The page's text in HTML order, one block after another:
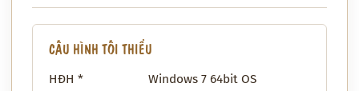
CẤU HÌNH TỐI THIỂU
HĐH *
Windows 7 64bit OS